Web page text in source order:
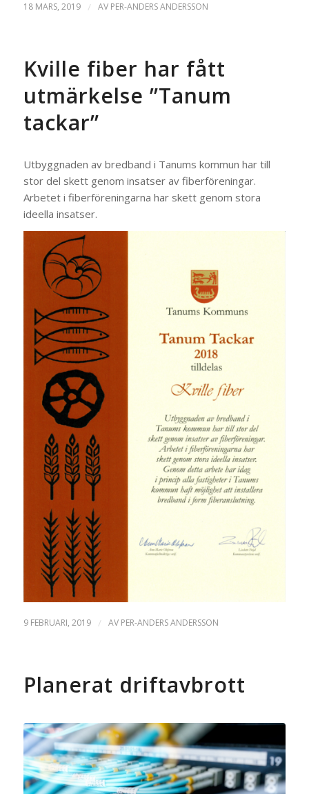
18 MARS, 2019 / AV PER-ANDERS ANDERSSON
Kville fiber har fått
utmärkelse ”Tanum
tackar”
Utbyggnaden av bredband i Tanums kommun har till
stor del skett genom insatser av fiberföreningar.
Arbetet i fiberföreningarna har skett genom stora
ideella insatser.
9 FEBRUARI, 2019 / AV PER-ANDERS ANDERSSON
Planerat driftavbrott